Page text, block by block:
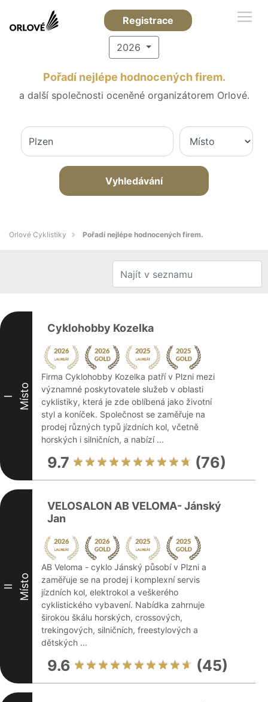
Registrace
2026
Pořadí nejlépe hodnocených firem.
a další společnosti oceněné organizátorem Orlové.
Vyhledávání
Orlové Cyklistiky Pořadí nejlépe hodnocených firem.
I Místo
Cyklohobby Kozelka
Firma Cyklohobby Kozelka patří v Plzni mezi
významné poskytovatele služeb v oblasti
cyklistiky, která je zde oblíbená jako životní
styl a koníček. Společnost se zaměřuje na
prodej různých typů jízdních kol, včetně
horských i silničních, a nabízí ...
9.7 (76)
II Místo
VELOSALON AB VELOMA- Jánský
Jan
AB Veloma - cyklo Jánský působí v Plzni a
zaměřuje se na prodej i komplexní servis
jízdních kol, elektrokol a veškerého
cyklistického vybavení. Nabídka zahrnuje
širokou škálu horských, crossových,
trekingových, silničních, freestylových a
dětských ...
9.6 (45)